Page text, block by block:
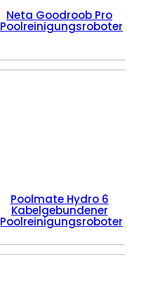
Neta Goodroob Pro
Poolreinigungsroboter
Poolmate Hydro 6
Kabelgebundener
Poolreinigungsroboter